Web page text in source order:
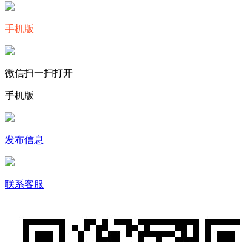
手机版
微信扫一扫打开
手机版
发布信息
联系客服